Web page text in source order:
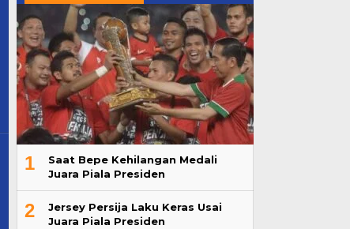
1
Saat Bepe Kehilangan Medali
Juara Piala Presiden
2
Jersey Persija Laku Keras Usai
Juara Piala Presiden